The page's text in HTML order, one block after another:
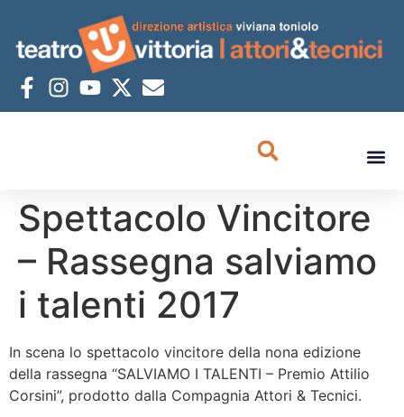
Spettacolo Vincitore
– Rassegna salviamo
i talenti 2017
In scena lo spettacolo vincitore della nona edizione
della rassegna “SALVIAMO I TALENTI – Premio Attilio
Corsini”, prodotto dalla Compagnia Attori & Tecnici.